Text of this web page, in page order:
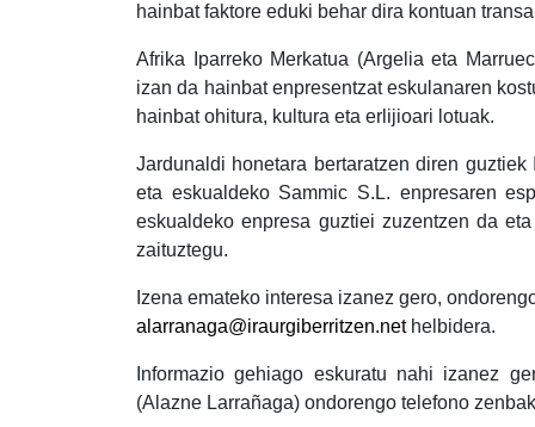
hainbat faktore eduki behar dira kontuan
Afrika Iparreko Merkatua (Argelia eta
izan da hainbat enpresentzat eskulanaren
hainbat ohitura, kultura eta erlijioari lotuak.
Jardunaldi honetara bertaratzen diren
eta eskualdeko Sammic S.L. enpresaren
eskualdeko enpresa guztiei zuzentzen da
zaituztegu.
Izena emateko interesa izanez gero,
alarranaga@iraurgiberritzen.net helbidera.
Informazio gehiago eskuratu nahi izanez
(Alazne Larrañaga) ondorengo telefono